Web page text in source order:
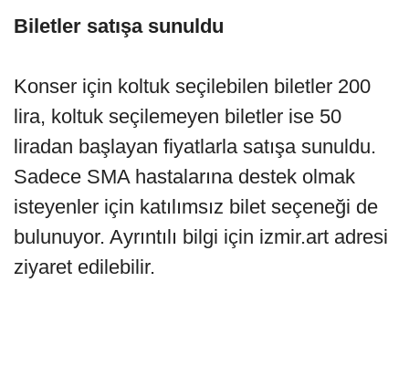
Biletler satışa sunuldu
Konser için koltuk seçilebilen biletler 200
lira, koltuk seçilemeyen biletler ise 50
liradan başlayan fiyatlarla satışa sunuldu.
Sadece SMA hastalarına destek olmak
isteyenler için katılımsız bilet seçeneği de
bulunuyor. Ayrıntılı bilgi için izmir.art adresi
ziyaret edilebilir.